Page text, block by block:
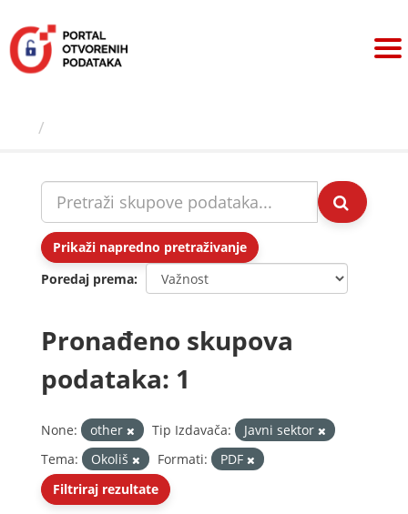
sadržaj
Prikaži napredno pretraživanje
Poredaj prema
Pronađeno skupova
podataka: 1
None: other Tip Izdavača:
Javni sektor
Tema:
Okoliš Formati:
PDF
Filtriraj rezultate